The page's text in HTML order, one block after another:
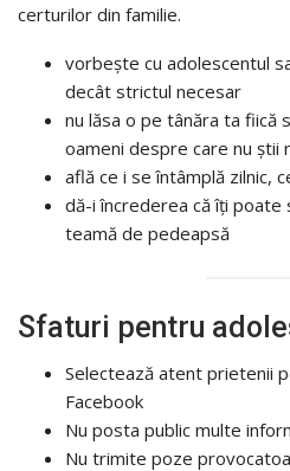
certurilor din familie.
vorbește cu adolescentul
decât strictul necesar
nu lăsa o pe tânăra ta fiică
oameni despre care nu știi
află ce i se întâmplă zilnic,
dă-i încrederea că îți poate
teamă de pedeapsă
Sfaturi pentru
Selectează atent prietenii
Facebook
Nu posta public multe
Nu trimite poze